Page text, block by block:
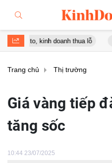
kinh doanh thua lỗ Đồ
Trang chủ Thị trường
Giá vàng tiếp
tăng sốc
10:44 23/07/2025